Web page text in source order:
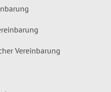
Vereinbarung